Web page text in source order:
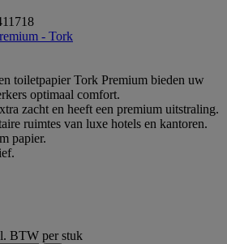
- Tork
toiletpapier Tork Premium bieden uw
optimaal comfort.
zacht en heeft een premium uitstraling.
ruimtes van luxe hotels en kantoren.
papier.
BTW per stuk